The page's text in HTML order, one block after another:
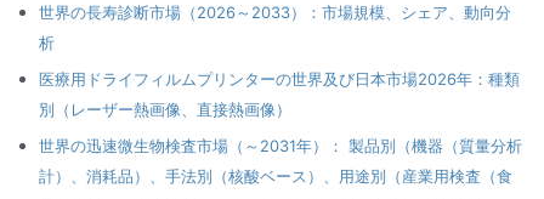
世界の長寿診断市場（2026～2033）：市場規模、シェア、動向分
析
医療用ドライフィルムプリンターの世界及び日本市場2026年：種類
別（レーザー熱画像、直接熱画像）
世界の迅速微生物検査市場（～2031年）： 製品別（機器（質量分析
計）、消耗品）、手法別（核酸ベース）、用途別（産業用検査（食